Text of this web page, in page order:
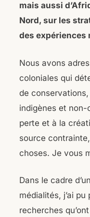
mais aussi
Nord, sur les
des expériences
Nous avons
coloniales qui
de
indigènes et
perte et à la
source
choses. Je vous
Dans le cadre
médialités, j’ai
recherches